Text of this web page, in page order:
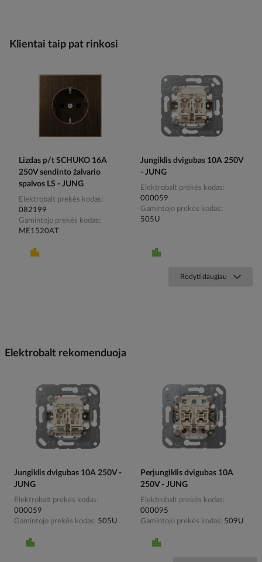
Klientai taip pat rinkosi
Lizdas p/t SCHUKO 16A
250V sendinto žalvario
spalvos LS - JUNG
Elektrobalt prekės kodas
082199
Gamintojo prekės kodas
ME1520AT
Jungiklis dvigubas 10A 250V
- JUNG
Elektrobalt prekės kodas
000059
Gamintojo prekės kodas
505U
Rodyti daugiau
Elektrobalt rekomenduoja
Jungiklis dvigubas 10A 250V -
JUNG
Elektrobalt prekės kodas
000059
Gamintojo prekės kodas
505U
Perjungiklis dvigubas 10A
250V - JUNG
Elektrobalt prekės kodas
000095
Gamintojo prekės kodas
509U